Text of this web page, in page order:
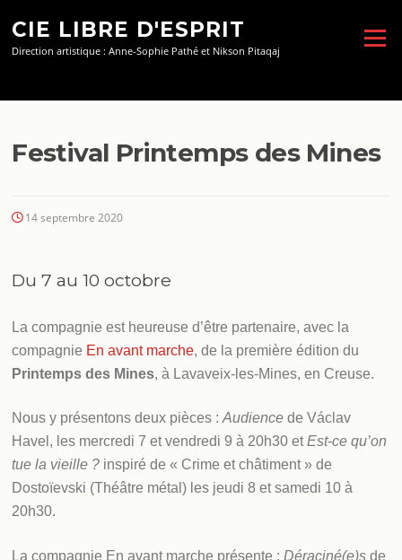
contenu
CIE LIBRE D'ESPRIT
Direction artistique : Anne-Sophie Pathé et Nikson Pitaqaj
Menu
Festival Printemps des Mines
14 septembre 2020
Du 7 au 10 octobre
La compagnie est heureuse d’être partenaire, avec la
compagnie En avant marche, de la première édition du
Printemps des Mines, à Lavaveix-les-Mines, en Creuse.
Nous y présentons deux pièces :Audience de Václav
Havel, les mercredi 7 et vendredi 9 à 20h30 etEst-ce qu’on
tue la vieille ? inspiré de « Crime et châtiment » de
Dostoïevski (Théâtre métal) les jeudi 8 et samedi 10 à
20h30.
La compagnie En avant marche présente :Déraciné(e)s de